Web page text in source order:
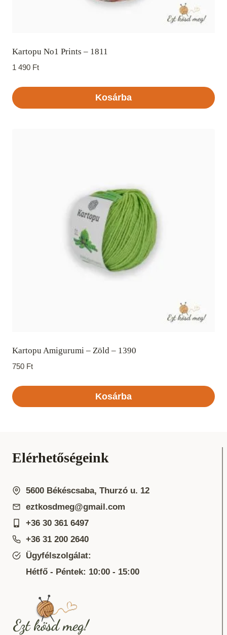
Kartopu No1 Prints – 1811
1 490 Ft
Kosárba
Kartopu Amigurumi – Zöld – 1390
750 Ft
Kosárba
Elérhetőségeink
5600 Békéscsaba, Thurzó u. 12
eztkosdmeg@gmail.com
+36 30 361 6497
+36 31 200 2640
Ügyfélszolgálat:
Hétfő - Péntek: 10:00 - 15:00